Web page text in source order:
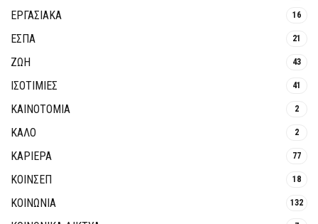
ΕΡΓΑΣΙΑΚΑ 16
ΕΣΠΑ 21
ΖΩΗ 43
ΙΣΟΤΙΜΙΕΣ 41
ΚΑΙΝΟΤΟΜΊΑ 2
ΚΑΛΟ 2
ΚΑΡΙΕΡΑ 77
ΚΟΙΝΣΕΠ 18
ΚΟΙΝΩΝΙΑ 132